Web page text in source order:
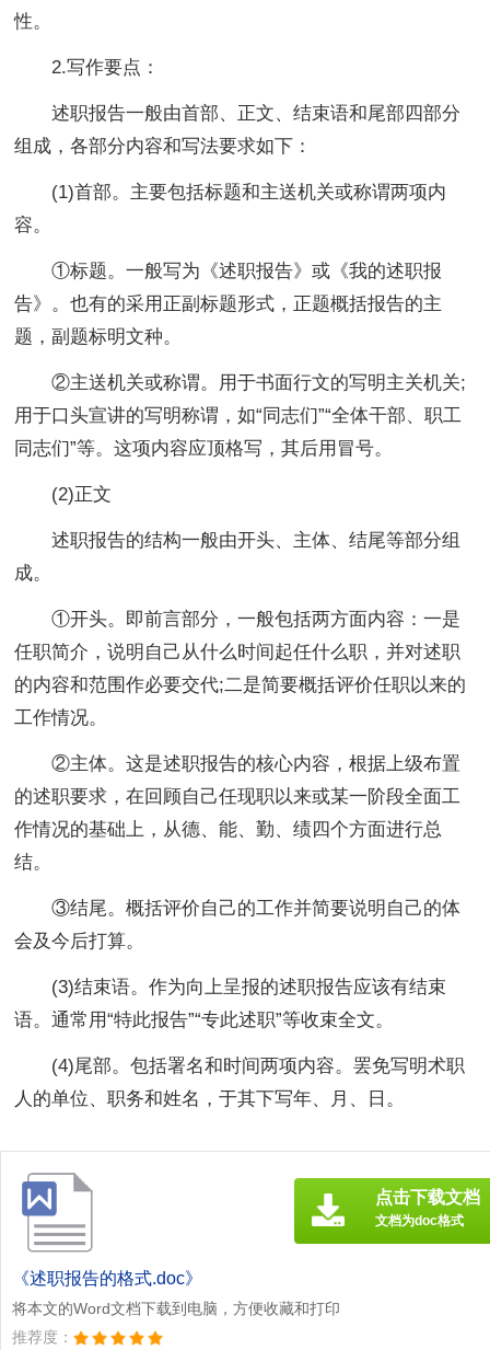
性。
2.写作要点：
述职报告一般由首部、正文、结束语和尾部四部分
组成，各部分内容和写法要求如下：
(1)首部。主要包括标题和主送机关或称谓两项内
容。
①标题。一般写为《述职报告》或《我的述职报
告》。也有的采用正副标题形式，正题概括报告的主
题，副题标明文种。
②主送机关或称谓。用于书面行文的写明主关机关;
用于口头宣讲的写明称谓，如“同志们”“全体干部、职工
同志们”等。这项内容应顶格写，其后用冒号。
(2)正文
述职报告的结构一般由开头、主体、结尾等部分组
成。
①开头。即前言部分，一般包括两方面内容：一是
任职简介，说明自己从什么时间起任什么职，并对述职
的内容和范围作必要交代;二是简要概括评价任职以来的
工作情况。
②主体。这是述职报告的核心内容，根据上级布置
的述职要求，在回顾自己任现职以来或某一阶段全面工
作情况的基础上，从德、能、勤、绩四个方面进行总
结。
③结尾。概括评价自己的工作并简要说明自己的体
会及今后打算。
(3)结束语。作为向上呈报的述职报告应该有结束
语。通常用“特此报告”“专此述职”等收束全文。
(4)尾部。包括署名和时间两项内容。罢免写明术职
人的单位、职务和姓名，于其下写年、月、日。
《述职报告的格式.doc》
将本文的Word文档下载到电脑，方便收藏和打印
推荐度：
点击下载文档
文档为doc格式